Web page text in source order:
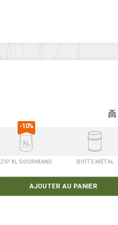
ZIP XL GOURMAND BOÎTE MÉTAL
AJOUTER AU PANIER